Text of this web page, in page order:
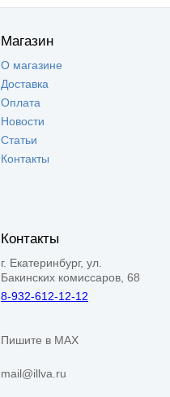
Магазин
О магазине
Доставка
Оплата
Новости
Статьи
Контакты
Контакты
г. Екатеринбург, ул.
Бакинских комиссаров, 68
8-932-612-12-12
Пишите в MAX
mail@illva.ru